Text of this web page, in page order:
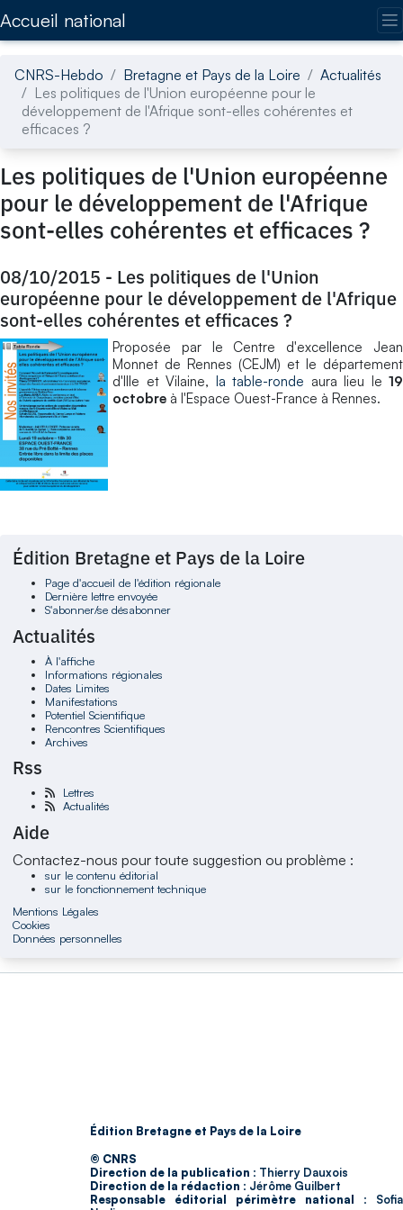
Accueil national
CNRS-Hebdo Bretagne et Pays de la Loire
Actualités
Les politiques de l'Union européenne pour le
développement de l'Afrique sont-elles cohérentes et
efficaces ?
Les politiques de l'Union européenne
pour le développement de l'Afrique
sont-elles cohérentes et efficaces ?
08/10/2015 - Les politiques de l'Union
européenne pour le développement de l'Afrique
sont-elles cohérentes et efficaces ?
Proposée par le Centre d'excellence Jean
Monnet de Rennes (CEJM) et le département
d'Ille et Vilaine, la table-ronde aura lieu le 19
octobre à l'Espace Ouest-France à Rennes.
Édition Bretagne et Pays de la Loire
Page d'accueil de l'édition régionale
Dernière lettre envoyée
S'abonner/se désabonner
Actualités
À l'affiche
Informations régionales
Dates Limites
Manifestations
Potentiel Scientifique
Rencontres Scientifiques
Archives
Rss
Lettres
Actualités
Aide
Contactez-nous pour toute suggestion ou problème :
sur le contenu éditorial
sur le fonctionnement technique
Mentions Légales
Cookies
Données personnelles
Édition Bretagne et Pays de la Loire
© CNRS
Direction de la publication : Thierry Dauxois
Direction de la rédaction : Jérôme Guilbert
Responsable éditorial périmètre national : Sofia